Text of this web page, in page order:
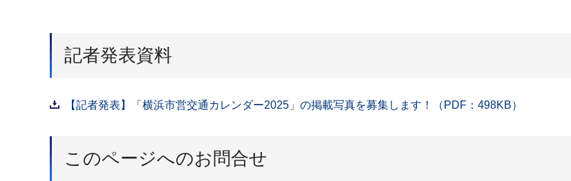
記者発表資料
【記者発表】「横浜市営交通カレンダー2025」の掲載写真を募集します！（PDF：498KB）
このページへのお問合せ